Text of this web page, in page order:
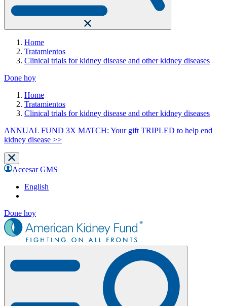
Home
Tratamientos
Clinical trials for kidney disease and other kidney diseases
Done hoy
Home
Tratamientos
Clinical trials for kidney disease and other kidney diseases
ANNUAL FUND 3X MATCH: Your gift TRIPLED to help end
kidney disease >>
Accesar GMS
English
Done hoy